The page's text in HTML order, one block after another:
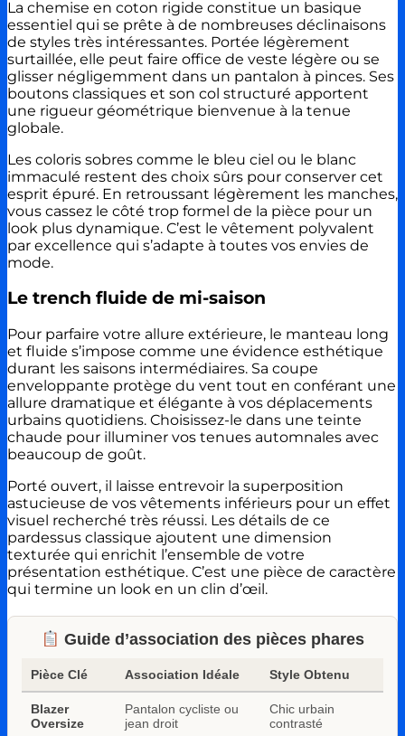
La chemise en coton rigide constitue un basique
essentiel qui se prête à de nombreuses déclinaisons
de styles très intéressantes. Portée légèrement
surtaillée, elle peut faire office de veste légère ou se
glisser négligemment dans un pantalon à pinces. Ses
boutons classiques et son col structuré apportent
une rigueur géométrique bienvenue à la tenue
globale.
Les coloris sobres comme le bleu ciel ou le blanc
immaculé restent des choix sûrs pour conserver cet
esprit épuré. En retroussant légèrement les manches,
vous cassez le côté trop formel de la pièce pour un
look plus dynamique. C’est le vêtement polyvalent
par excellence qui s’adapte à toutes vos envies de
mode.
Le trench fluide de mi-saison
Pour parfaire votre allure extérieure, le manteau long
et fluide s’impose comme une évidence esthétique
durant les saisons intermédiaires. Sa coupe
enveloppante protège du vent tout en conférant une
allure dramatique et élégante à vos déplacements
urbains quotidiens. Choisissez-le dans une teinte
chaude pour illuminer vos tenues automnales avec
beaucoup de goût.
Porté ouvert, il laisse entrevoir la superposition
astucieuse de vos vêtements inférieurs pour un effet
visuel recherché très réussi. Les détails de ce
pardessus classique ajoutent une dimension
texturée qui enrichit l’ensemble de votre
présentation esthétique. C’est une pièce de caractère
qui termine un look en un clin d’œil.
Guide d’association des pièces phares
Pièce Clé Association Idéale Style Obtenu
Blazer
Oversize
Pantalon cycliste ou
jean droit
Chic urbain
contrasté